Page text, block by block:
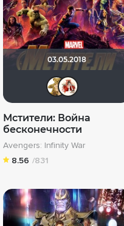
03.05.2018
Мстители: Война
бесконечности
Avengers: Infinity War
8.56 /831